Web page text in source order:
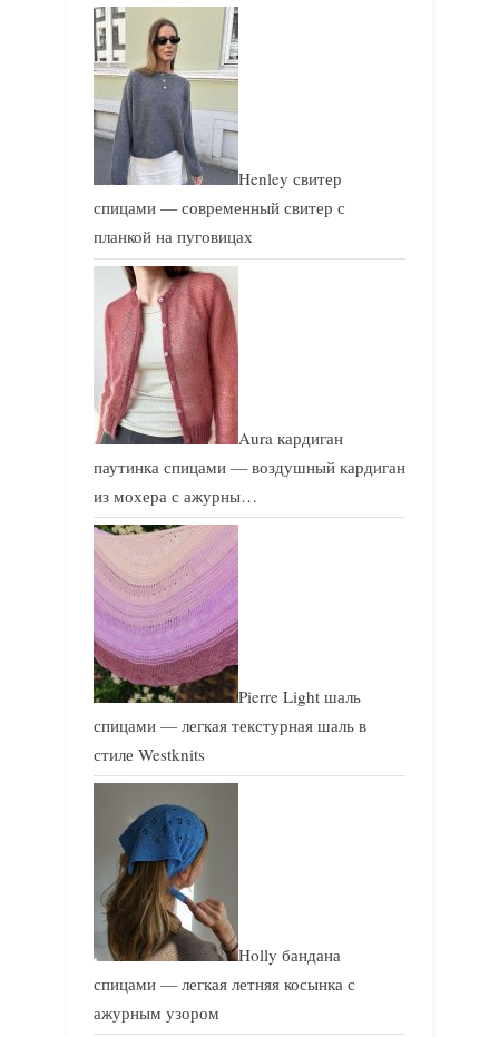
и
с
ь
:
Henley свитер
спицами — современный свитер с
планкой на пуговицах
Aura кардиган
паутинка спицами — воздушный кардиган
из мохера с ажурны…
Pierre Light шаль
спицами — легкая текстурная шаль в
стиле Westknits
Holly бандана
спицами — легкая летняя косынка с
ажурным узором